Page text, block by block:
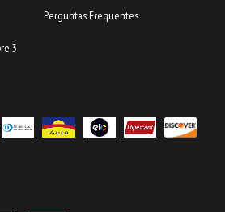
Perguntas Frequentes
3